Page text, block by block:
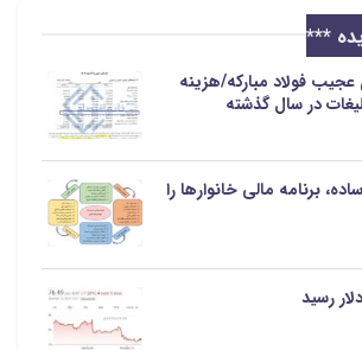
***
فولاد مبارکه/هزینه
برنامه مالی خانوارها را